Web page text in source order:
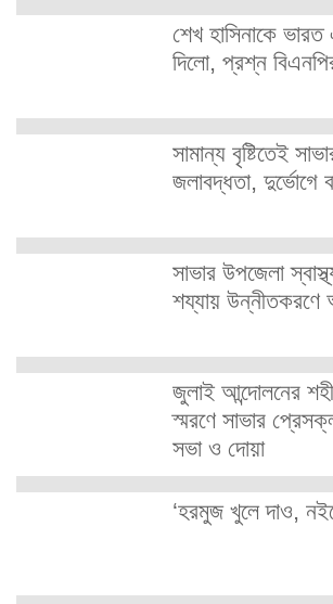
শেখ হাসিনাকে
দিলো, প্রশ্ন
সামান্য বৃষ্টিতেই
জলাবদ্ধতা, দুর্ভোগে
সাভার উপজেলা
শয্যায় উন্নীতকরণে
জুলাই আন্দোলনের
স্মরণে সাভার
সভা ও দোয়া
‘হরমুজ খুলে দাও,